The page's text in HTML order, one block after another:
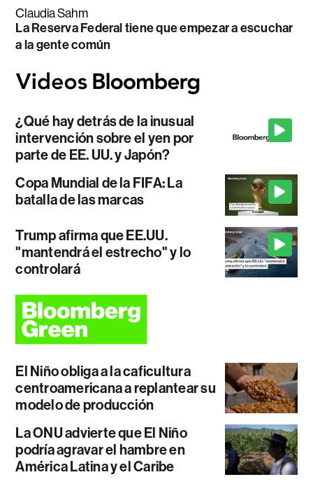
Claudia Sahm
La Reserva Federal tiene que empezar a escuchar
a la gente común
¿Qué hay detrás de la inusual
intervención sobre el yen por
parte de EE. UU. y Japón?
Copa Mundial de la FIFA: La
batalla de las marcas
Trump afirma que EE.UU.
"mantendrá el estrecho" y lo
controlará
El Niño obliga a la caficultura
centroamericana a replantear su
modelo de producción
La ONU advierte que El Niño
podría agravar el hambre en
América Latina y el Caribe